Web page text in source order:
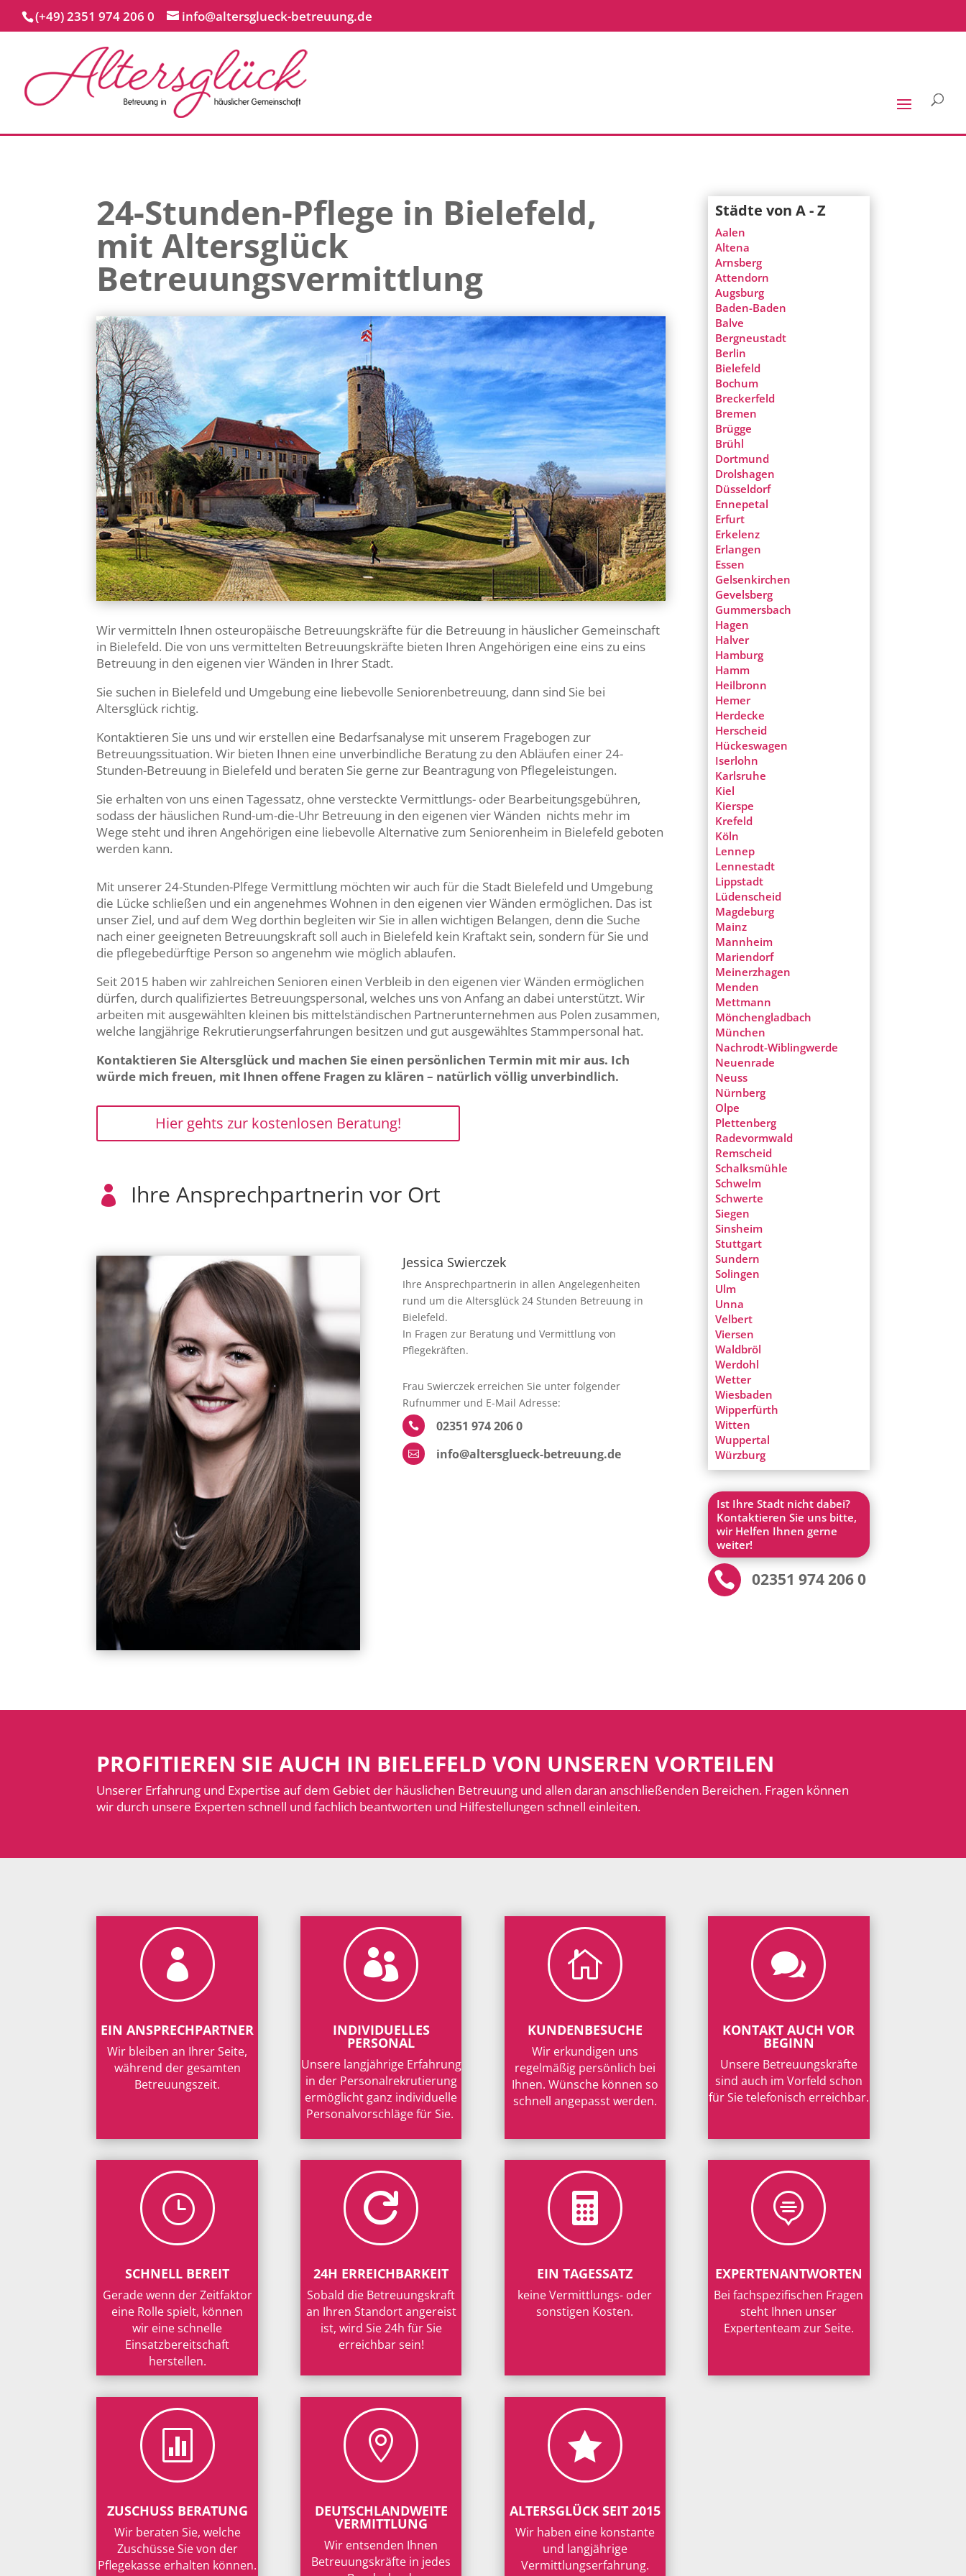
(+49) 2351 974 206 0 info@altersglueck-betreuung.de
24-Stunden-Pflege in Bielefeld,
mit Altersglück
Betreuungsvermittlung
Wir vermitteln Ihnen osteuropäische Betreuungskräfte für die Betreuung in häuslicher Gemeinschaft
in Bielefeld. Die von uns vermittelten Betreuungskräfte bieten Ihren Angehörigen eine eins zu eins
Betreuung in den eigenen vier Wänden in Ihrer Stadt.
Sie suchen in Bielefeld und Umgebung eine liebevolle Seniorenbetreuung, dann sind Sie bei
Altersglück richtig.
Kontaktieren Sie uns und wir erstellen eine Bedarfsanalyse mit unserem Fragebogen zur
Betreuungssituation. Wir bieten Ihnen eine unverbindliche Beratung zu den Abläufen einer 24-
Stunden-Betreuung in Bielefeld und beraten Sie gerne zur Beantragung von Pflegeleistungen.
Sie erhalten von uns einen Tagessatz, ohne versteckte Vermittlungs- oder Bearbeitungsgebühren,
sodass der häuslichen Rund-um-die-Uhr Betreuung in den eigenen vier Wänden nichts mehr im
Wege steht und ihren Angehörigen eine liebevolle Alternative zum Seniorenheim in Bielefeld geboten
werden kann.
Mit unserer 24-Stunden-Plfege Vermittlung möchten wir auch für die Stadt Bielefeld und Umgebung
die Lücke schließen und ein angenehmes Wohnen in den eigenen vier Wänden ermöglichen. Das ist
unser Ziel, und auf dem Weg dorthin begleiten wir Sie in allen wichtigen Belangen, denn die Suche
nach einer geeigneten Betreuungskraft soll auch in Bielefeld kein Kraftakt sein, sondern für Sie und
die pflegebedürftige Person so angenehm wie möglich ablaufen.
Seit 2015 haben wir zahlreichen Senioren einen Verbleib in den eigenen vier Wänden ermöglichen
dürfen, durch qualifiziertes Betreuungspersonal, welches uns von Anfang an dabei unterstützt. Wir
arbeiten mit ausgewählten kleinen bis mittelständischen Partnerunternehmen aus Polen zusammen,
welche langjährige Rekrutierungserfahrungen besitzen und gut ausgewähltes Stammpersonal hat.
Kontaktieren Sie Altersglück und machen Sie einen persönlichen Termin mit mir aus. Ich
würde mich freuen, mit Ihnen offene Fragen zu klären – natürlich völlig unverbindlich.
Hier gehts zur kostenlosen Beratung!
 Ihre Ansprechpartnerin vor Ort
Jessica Swierczek
Ihre Ansprechpartnerin in allen Angelegenheiten
rund um die Altersglück 24 Stunden Betreuung in
Bielefeld.
In Fragen zur Beratung und Vermittlung von
Pflegekräften.
Frau Swierczek erreichen Sie unter folgender
Rufnummer und E-Mail Adresse:
 02351 974 206 0
 info@altersglueck-betreuung.de
Städte von A - Z
Aalen
Altena
Arnsberg
Attendorn
Augsburg
Baden-Baden
Balve
Bergneustadt
Berlin
Bielefeld
Bochum
Breckerfeld
Bremen
Brügge
Brühl
Dortmund
Drolshagen
Düsseldorf
Ennepetal
Erfurt
Erkelenz
Erlangen
Essen
Gelsenkirchen
Gevelsberg
Gummersbach
Hagen
Halver
Hamburg
Hamm
Heilbronn
Hemer
Herdecke
Herscheid
Hückeswagen
Iserlohn
Karlsruhe
Kiel
Kierspe
Krefeld
Köln
Lennep
Lennestadt
Lippstadt
Lüdenscheid
Magdeburg
Mainz
Mannheim
Mariendorf
Meinerzhagen
Menden
Mettmann
Mönchengladbach
München
Nachrodt-Wiblingwerde
Neuenrade
Neuss
Nürnberg
Olpe
Plettenberg
Radevormwald
Remscheid
Schalksmühle
Schwelm
Schwerte
Siegen
Sinsheim
Stuttgart
Sundern
Solingen
Ulm
Unna
Velbert
Viersen
Waldbröl
Werdohl
Wetter
Wiesbaden
Wipperfürth
Witten
Wuppertal
Würzburg
Ist Ihre Stadt nicht dabei?
Kontaktieren Sie uns bitte,
wir Helfen Ihnen gerne
weiter!
 02351 974 206 0
PROFITIEREN SIE AUCH IN BIELEFELD VON UNSEREN VORTEILEN
Unserer Erfahrung und Expertise auf dem Gebiet der häuslichen Betreuung und allen daran anschließenden Bereichen. Fragen können
wir durch unsere Experten schnell und fachlich beantworten und Hilfestellungen schnell einleiten.

EIN ANSPRECHPARTNER
Wir bleiben an Ihrer Seite,
während der gesamten
Betreuungszeit.
}
SCHNELL BEREIT
Gerade wenn der Zeitfaktor
eine Rolle spielt, können
wir eine schnelle
Einsatzbereitschaft
herstellen.

ZUSCHUSS BERATUNG
Wir beraten Sie, welche
Zuschüsse Sie von der
Pflegekasse erhalten können.

INDIVIDUELLES
PERSONAL
Unsere langjährige Erfahrung
in der Personalrekrutierung
ermöglicht ganz individuelle
Personalvorschläge für Sie.

24H ERREICHBARKEIT
Sobald die Betreuungskraft
an Ihren Standort angereist
ist, wird Sie 24h für Sie
erreichbar sein!

DEUTSCHLANDWEITE
VERMITTLUNG
Wir entsenden Ihnen
Betreuungskräfte in jedes

KUNDENBESUCHE
Wir erkundigen uns
regelmäßig persönlich bei
Ihnen. Wünsche können so
schnell angepasst werden.

EIN TAGESSATZ
keine Vermittlungs- oder
sonstigen Kosten.

ALTERSGLÜCK SEIT 2015
Wir haben eine konstante
und langjährige
Vermittlungserfahrung.

KONTAKT AUCH VOR
BEGINN
Unsere Betreuungskräfte
sind auch im Vorfeld schon
für Sie telefonisch erreichbar.

EXPERTENANTWORTEN
Bei fachspezifischen Fragen
steht Ihnen unser
Expertenteam zur Seite.